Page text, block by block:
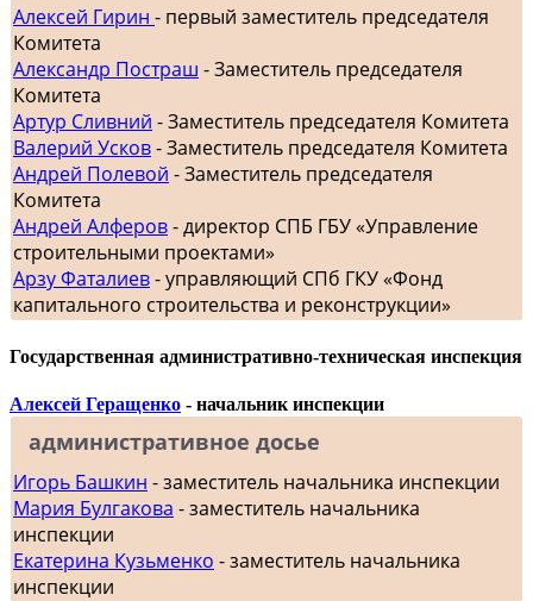
Алексей Гирин - первый заместитель председателя
Комитета
Александр Постраш - Заместитель председателя
Комитета
Артур Сливний - Заместитель председателя Комитета
Валерий Усков- Заместитель председателя Комитета
Андрей Полевой - Заместитель председателя
Комитета
Андрей Алферов- директор СПБ ГБУ «Управление
строительными проектами»
Арзу Фаталиев- управляющий СПб ГКУ «Фонд
капитального строительства и реконструкции»
Государственная административно-техническая инспекция
Алексей Геращенко - начальник инспекции
административное досье
Игорь Башкин - заместитель начальника инспекции
Мария Булгакова - заместитель начальника
инспекции
Екатерина Кузьменко - заместитель начальника
инспекции